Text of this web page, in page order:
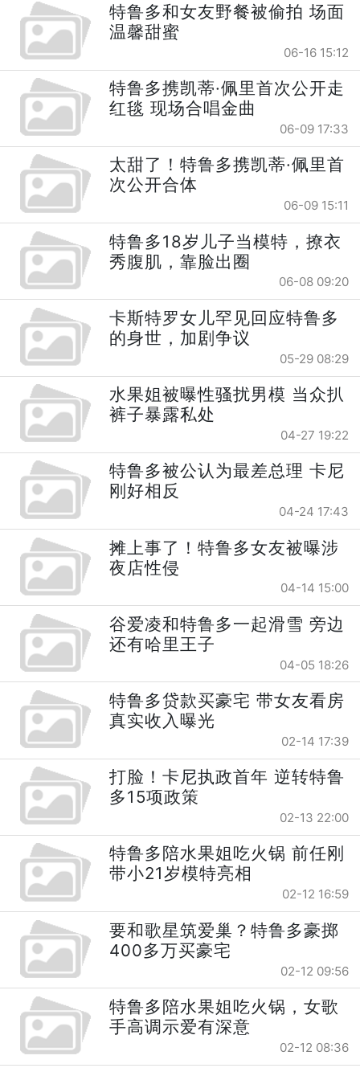
特鲁多和女友野餐被偷拍 场面
温馨甜蜜
06-16 15:12
特鲁多携凯蒂·佩里首次公开走
红毯 现场合唱金曲
06-09 17:33
太甜了！特鲁多携凯蒂·佩里首
次公开合体
06-09 15:11
特鲁多18岁儿子当模特，撩衣
秀腹肌，靠脸出圈
06-08 09:20
卡斯特罗女儿罕见回应特鲁多
的身世，加剧争议
05-29 08:29
水果姐被曝性骚扰男模 当众扒
裤子暴露私处
04-27 19:22
特鲁多被公认为最差总理 卡尼
刚好相反
04-24 17:43
摊上事了！特鲁多女友被曝涉
夜店性侵
04-14 15:00
谷爱凌和特鲁多一起滑雪 旁边
还有哈里王子
04-05 18:26
特鲁多贷款买豪宅 带女友看房
真实收入曝光
02-14 17:39
打脸！卡尼执政首年 逆转特鲁
多15项政策
02-13 22:00
特鲁多陪水果姐吃火锅 前任刚
带小21岁模特亮相
02-12 16:59
要和歌星筑爱巢？特鲁多豪掷
400多万买豪宅
02-12 09:56
特鲁多陪水果姐吃火锅，女歌
手高调示爱有深意
02-12 08:36